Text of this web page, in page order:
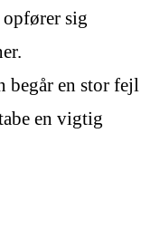
sig
begår en stor fejl
en vigtig